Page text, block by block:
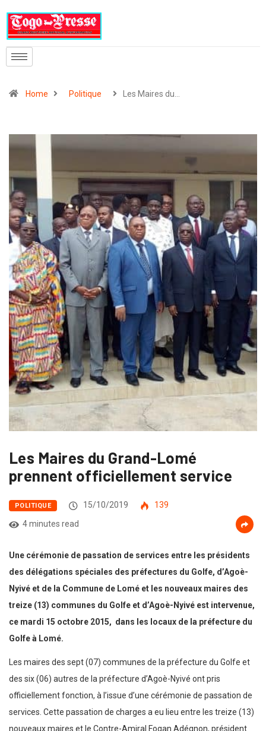
Home Politique Les Maires du…
Les Maires du Grand-Lomé
prennent officiellement service
POLITIQUE 15/10/2019
139
4 minutes read
Une cérémonie de passation de services entre les présidents
des délégations spéciales des préfectures du Golfe, d’Agoè-
Nyivé et de la Commune de Lomé et les nouveaux maires des
treize (13) communes du Golfe et d’Agoè-Nyivé est intervenue,
ce mardi 15 octobre 2015, dans les locaux de la préfecture du
Golfe à Lomé.
Les maires des sept (07) communes de la préfecture du Golfe et
des six (06) autres de la préfecture d’Agoè-Nyivé ont pris
officiellement fonction, à l’issue d’une cérémonie de passation de
services. Cette passation de charges a eu lieu entre les treize (13)
nouveaux maires et le Contre-Amiral Fogan Adégnon, président